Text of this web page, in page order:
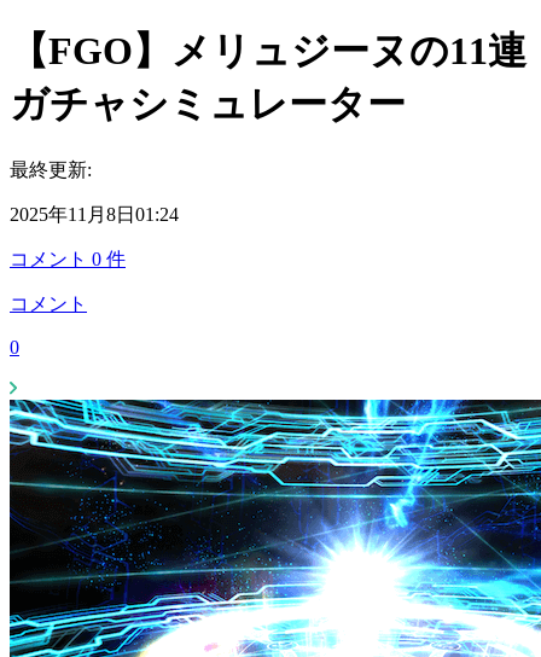
【FGO】メリュジーヌの11連
ガチャシミュレーター
最終更新:
2025年11月8日01:24
コメント 0 件
コメント
0